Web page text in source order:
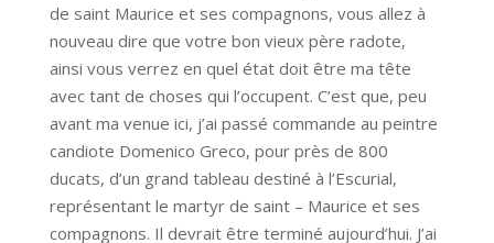
de saint Maurice et ses compagnons, vous allez à
nouveau dire que votre bon vieux père radote,
ainsi vous verrez en quel état doit être ma tête
avec tant de choses qui l’occupent. C’est que, peu
avant ma venue ici, j’ai passé commande au peintre
candiote Domenico Greco, pour près de 800
ducats, d’un grand tableau destiné à l’Escurial,
représentant le martyr de saint – Maurice et ses
compagnons. Il devrait être terminé aujourd’hui. J’ai